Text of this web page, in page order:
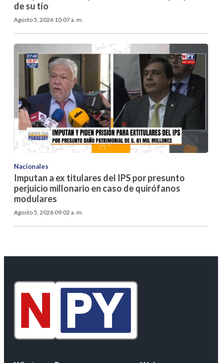
de su tío
Agosto 5, 2026 10:07 a. m.
Nacionales
Imputan a ex titulares del IPS por presunto
perjuicio millonario en caso de quirófanos
modulares
Agosto 5, 2026 09:02 a. m.